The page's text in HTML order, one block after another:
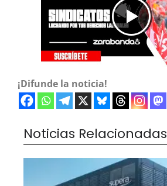
¡Difunde la noticia!
Noticias Relacionadas